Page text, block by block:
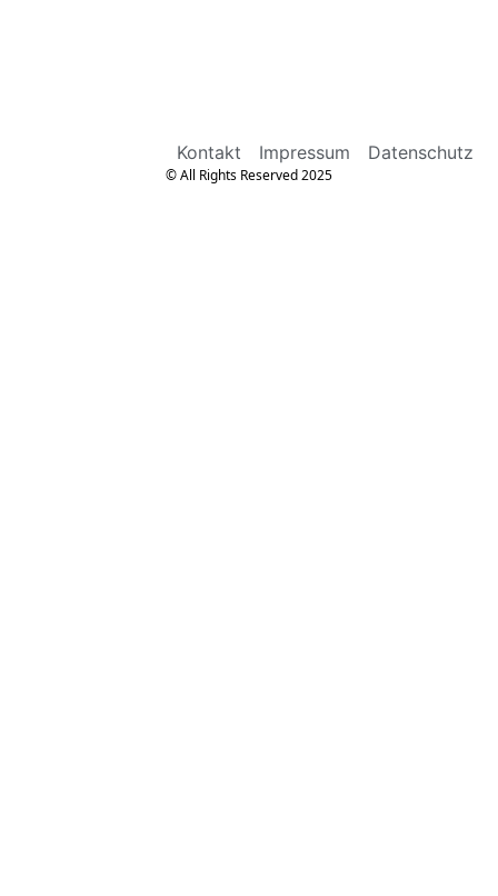
Kontakt Impressum Datenschutz
© All Rights Reserved 2025